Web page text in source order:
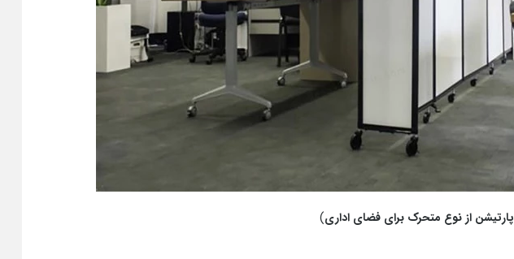
پارتیشن از نوع متحرک برای فضای اداری)